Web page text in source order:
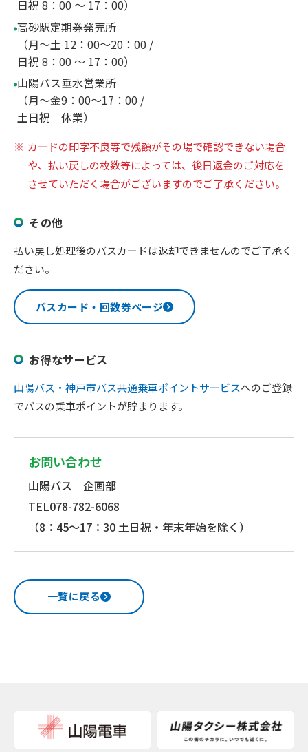
日祝 8：00 ～ 17：00）
高砂駅定期券発売所
（月～土 12：00～20：00 /
日祝 8：00 ～ 17：00）
山陽バス垂水営業所
（月～金9：00～17：00 /
土日祝 休業）
カードの印字不良等で残額がその場で確認できない場合
や、払い戻しの枚数等によっては、後日返金のご対応を
させていただく場合がございますのでご了承ください。
その他
払い戻し処理後のバスカードは返却できませんのでご了承く
ださい。
バスカード・回数券ページ
お得なサービス
山陽バス・神戸市バス共通乗車ポイントサービスへのご登録
でバスの乗車ポイントが貯まります。
お問い合わせ
山陽バス 企画部
TEL078-782-6068
（8：45～17：30 土日祝・年末年始を除く）
一覧に戻る